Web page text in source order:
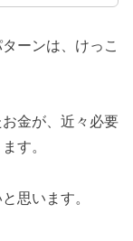
ーンは、けっこ
金が、近々必要
す。
思います。